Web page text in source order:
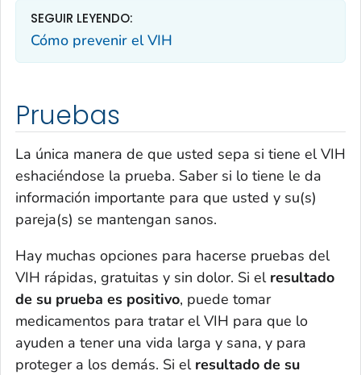
SEGUIR LEYENDO:
Cómo prevenir el VIH
Pruebas
La única manera de que usted sepa si tiene el VIH
eshaciéndose la prueba. Saber si lo tiene le da
información importante para que usted y su(s)
pareja(s) se mantengan sanos.
Hay muchas opciones para hacerse pruebas del
VIH rápidas, gratuitas y sin dolor. Si el resultado
de su prueba es positivo, puede tomar
medicamentos para tratar el VIH para que lo
ayuden a tener una vida larga y sana, y para
proteger a los demás. Si el resultado de su